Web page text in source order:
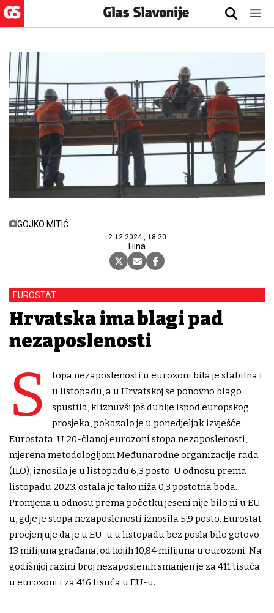
GOJKO MITIĆ
2.12.2024., 18:20
Hina
EUROSTAT
Hrvatska ima blagi pad
nezaposlenosti
S
topa nezaposlenosti u eurozoni bila je stabilna i
u listopadu, a u Hrvatskoj se ponovno blago
spustila, kliznuvši još dublje ispod europskog
prosjeka, pokazalo je u ponedjeljak izvješće
Eurostata. U 20-članoj eurozoni stopa nezaposlenosti,
mjerena metodologijom Međunarodne organizacije rada
(ILO), iznosila je u listopadu 6,3 posto. U odnosu prema
listopadu 2023. ostala je tako niža 0,3 postotna boda.
Promjena u odnosu prema početku jeseni nije bilo ni u EU-
u, gdje je stopa nezaposlenosti iznosila 5,9 posto. Eurostat
procjenjuje da je u EU-u u listopadu bez posla bilo gotovo
13 milijuna građana, od kojih 10,84 milijuna u eurozoni. Na
godišnjoj razini broj nezaposlenih smanjen je za 411 tisuća
u eurozoni i za 416 tisuća u EU-u.